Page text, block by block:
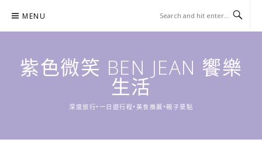
content
MENU
紫色微笑 BEN JEAN 饗樂
生活
深度旅行•一日遊行程•美食推薦•親子景點